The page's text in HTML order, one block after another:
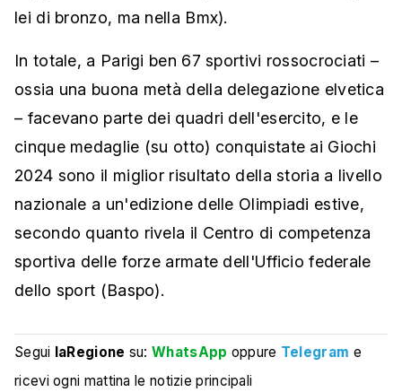
lei di bronzo, ma nella Bmx).
In totale, a Parigi ben 67 sportivi rossocrociati –
ossia una buona metà della delegazione elvetica
– facevano parte dei quadri dell'esercito, e le
cinque medaglie (su otto) conquistate ai Giochi
2024 sono il miglior risultato della storia a livello
nazionale a un'edizione delle Olimpiadi estive,
secondo quanto rivela il Centro di competenza
sportiva delle forze armate dell'Ufficio federale
dello sport (Baspo).
Segui laRegione su:WhatsApp oppure Telegram e
ricevi ogni mattina le notizie principali